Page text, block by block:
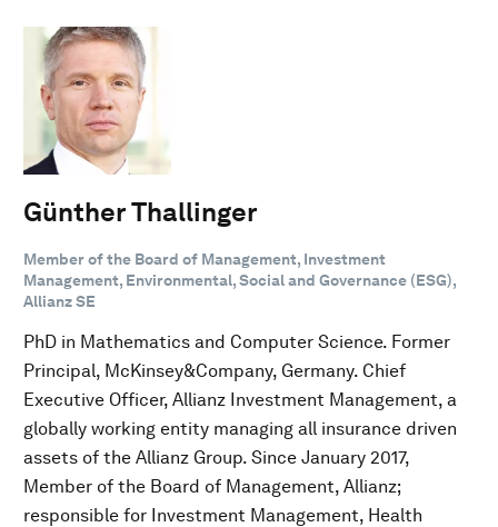
Günther Thallinger
Member of the Board of Management, Investment
Management, Environmental, Social and Governance (ESG),
Allianz SE
PhD in Mathematics and Computer Science. Former
Principal, McKinsey&Company, Germany. Chief
Executive Officer, Allianz Investment Management, a
globally working entity managing all insurance driven
assets of the Allianz Group. Since January 2017,
Member of the Board of Management, Allianz;
responsible for Investment Management, Health